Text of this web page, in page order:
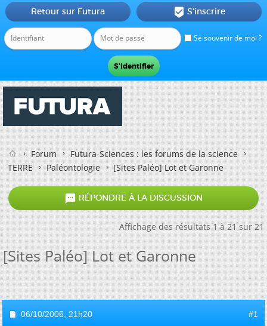
Se souvenir de moi ?
Retour sur Futura  S'inscrire
Forum
Futura-Sciences : les forums de la science
TERRE
Paléontologie [Sites Paléo] Lot et Garonne
 RÉPONDRE À LA DISCUSSION
Affichage des résultats 1 à 21 sur 21
[Sites Paléo] Lot et Garonne
06/10/2006, 21h20 #1